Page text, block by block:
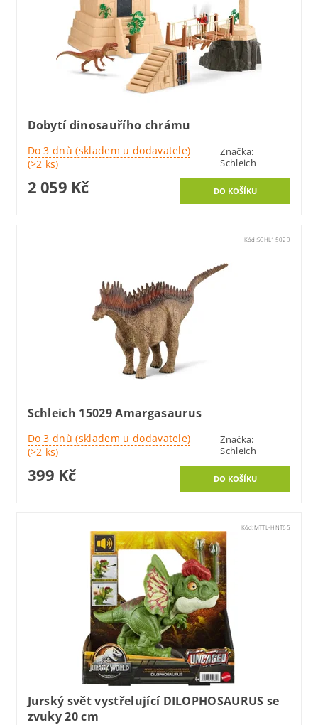
Dobytí dinosauřího chrámu
Do 3 dnů (skladem u dodavatele)
(>2 ks)
Značka:
Schleich
2 059 Kč
Kód:SCHL15029
Schleich 15029 Amargasaurus
Do 3 dnů (skladem u dodavatele)
(>2 ks)
Značka:
Schleich
399 Kč
Kód: MTTL-HNT65
Jurský svět vystřelující DILOPHOSAURUS se
zvuky 20 cm